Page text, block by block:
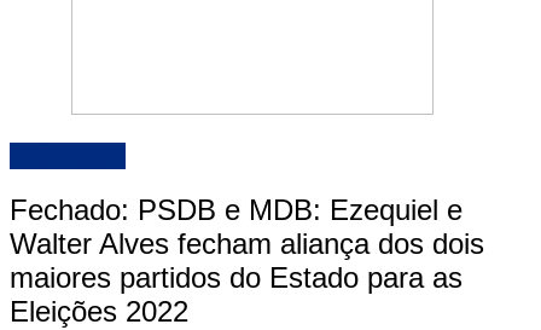
Fechado: PSDB e MDB: Ezequiel e
Walter Alves fecham aliança dos dois
maiores partidos do Estado para as
Eleições 2022